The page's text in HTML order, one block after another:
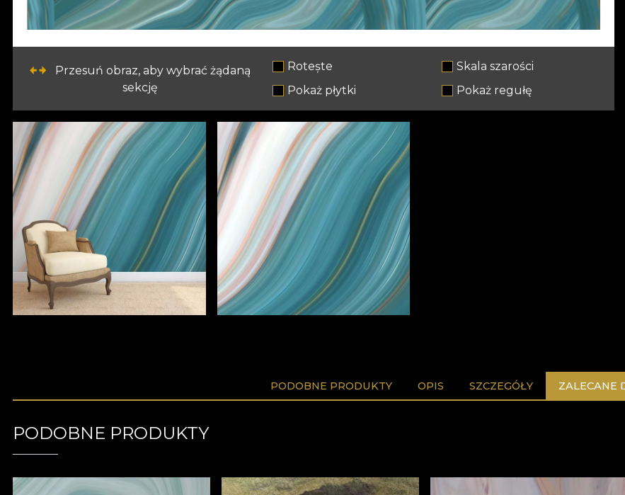
Przesuń obraz, aby wybrać żądaną
sekcję
Rotește
Skala szarości
Pokaż płytki
Pokaż regułę
PODOBNE PRODUKTY OPIS SZCZEGÓŁY ZALECANE
PODOBNE PRODUKTY